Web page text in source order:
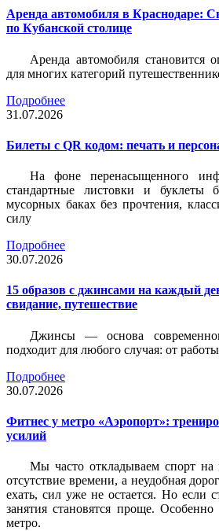
Аренда автомобиля в Краснодаре:
по Кубанской столице
Аренда автомобиля становится
для многих категорий
Подробнее
31.07.2026
Билеты c QR кодом: печать и
На фоне перенасыщенного
стандартные листовки и буклеты
мусорных баках без прочтения,
силу
Подробнее
30.07.2026
15 образов с джинсами на каждый
свидание, путешествие
Джинсы — основа
подходит для любого случая: от
Подробнее
30.07.2026
Фитнес у метро «Аэропорт»:
усилий
Мы часто откладываем спорт
отсутствие времени, а неудобная
ехать, сил уже не остается. Но если
занятия становятся проще.
метро.